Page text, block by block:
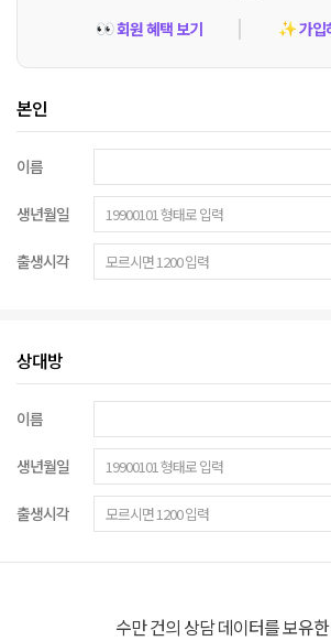
👀회원 혜택 보기 ✨가입
본인
이름
생년월일
출생시각
상대방
이름
생년월일
출생시각
수만 건의 상담 데이터를 보유